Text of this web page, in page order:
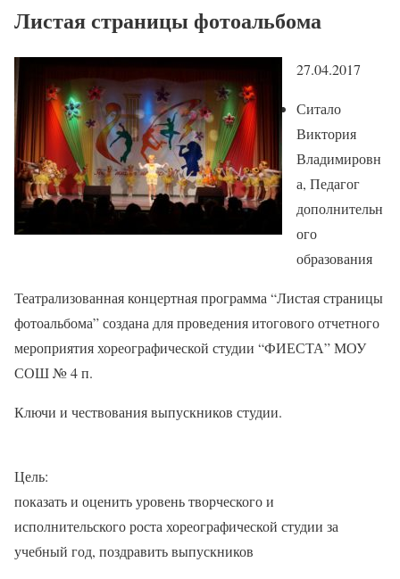
Листая страницы фотоальбома
27.04.2017
Ситало
Виктория
Владимировн
а, Педагог
дополнительн
ого
образования
Театрализованная концертная программа “Листая страницы
фотоальбома” создана для проведения итогового отчетного
мероприятия хореографической студии “ФИЕСТА” МОУ
СОШ № 4 п.
Ключи и чествования выпускников студии.
Цель:
показать и оценить уровень творческого и
исполнительского роста хореографической студии за
учебный год, поздравить выпускников